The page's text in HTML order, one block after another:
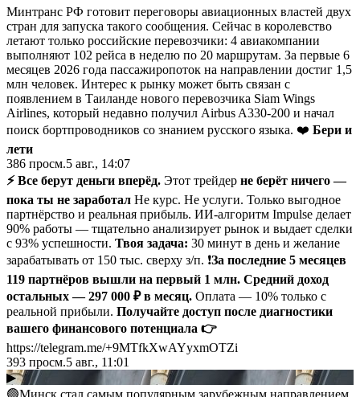
Минтранс РФ готовит переговоры авиационных властей двух
стран для запуска такого сообщения. Сейчас в королевство
летают только российские перевозчики: 4 авиакомпании
выполняют 102 рейса в неделю по 20 маршрутам. За первые 6
месяцев 2026 года пассажиропоток на направлении достиг 1,5
млн человек. Интерес к рынку может быть связан с
появлением в Таиланде нового перевозчика Siam Wings
Airlines, который недавно получил Airbus A330-200 и начал
поиск бортпроводников со знанием русского языка. ❤️ Бери и
лети
386 просм.5 авг., 14:07
⚡️ Все берут деньги вперёд. Этот трейдер не берёт ничего —
пока ты не заработал Не курс. Не услуги. Только выгодное
партнёрство и реальная прибыль. ИИ-алгоритм Impulse делает
90% работы — тщательно анализирует рынок и выдает сделки
с 93% успешности. Твоя задача: 30 минут в день и желание
зарабатывать от 150 тыс. сверху з/п. ❗️За последние 5 месяцев
119 партнёров вышли на первый 1 млн. Средний доход
остальных — 297 000 ₽ в месяц. Оплата — 10% только с
реальной прибыли. Получайте доступ после диагностики
вашего финансового потенциала 👉
https://telegram.me/+9MTfkXwAYyxmOTZi
393 просм.5 авг., 11:01
▶
🟢Минск стал самым популярным зарубежным направлением